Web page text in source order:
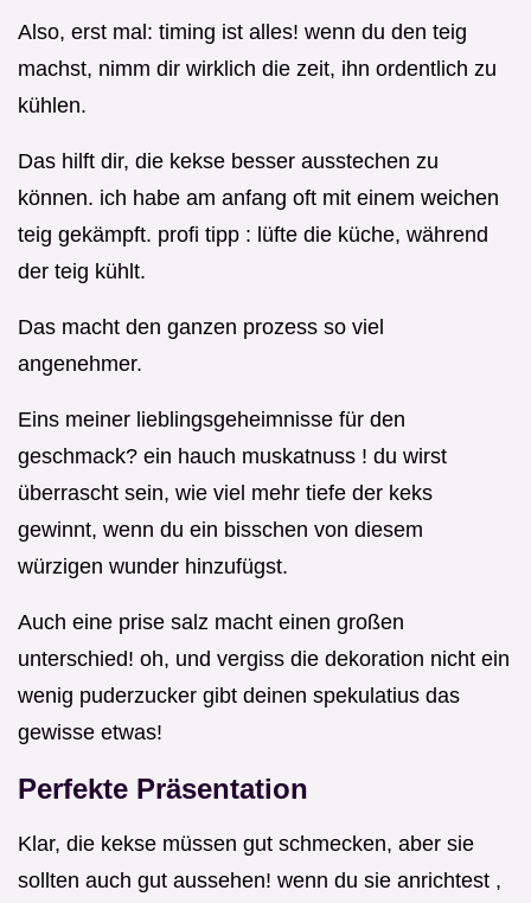
Also, erst mal: timing ist alles! wenn du den teig
machst, nimm dir wirklich die zeit, ihn ordentlich zu
kühlen.
Das hilft dir, die kekse besser ausstechen zu
können. ich habe am anfang oft mit einem weichen
teig gekämpft. profi tipp : lüfte die küche, während
der teig kühlt.
Das macht den ganzen prozess so viel
angenehmer.
Eins meiner lieblingsgeheimnisse für den
geschmack? ein hauch muskatnuss ! du wirst
überrascht sein, wie viel mehr tiefe der keks
gewinnt, wenn du ein bisschen von diesem
würzigen wunder hinzufügst.
Auch eine prise salz macht einen großen
unterschied! oh, und vergiss die dekoration nicht ein
wenig puderzucker gibt deinen spekulatius das
gewisse etwas!
Perfekte Präsentation
Klar, die kekse müssen gut schmecken, aber sie
sollten auch gut aussehen! wenn du sie anrichtest ,